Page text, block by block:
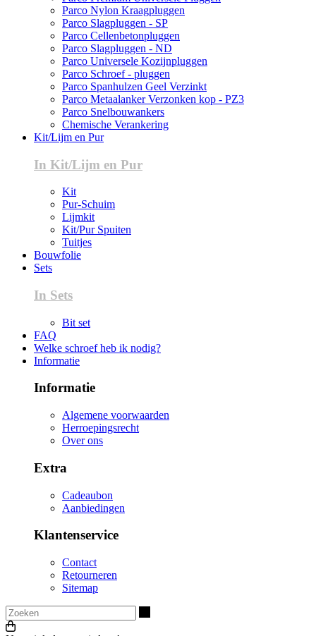
Parco Nylon Kraagpluggen
Parco Slagpluggen - SP
Parco Cellenbetonpluggen
Parco Slagpluggen - ND
Parco Universele Kozijnpluggen
Parco Schroef - pluggen
Parco Spanhulzen Geel Verzinkt
Parco Metaalanker Verzonken kop - PZ3
Parco Snelbouwankers
Chemische Verankering
Kit/Lijm en Pur
In Kit/Lijm en Pur
Kit
Pur-Schuim
Lijmkit
Kit/Pur Spuiten
Tuitjes
Bouwfolie
Sets
In Sets
Bit set
FAQ
Welke schroef heb ik nodig?
Informatie
Informatie
Algemene voorwaarden
Herroepingsrecht
Over ons
Extra
Cadeaubon
Aanbiedingen
Klantenservice
Contact
Retourneren
Sitemap